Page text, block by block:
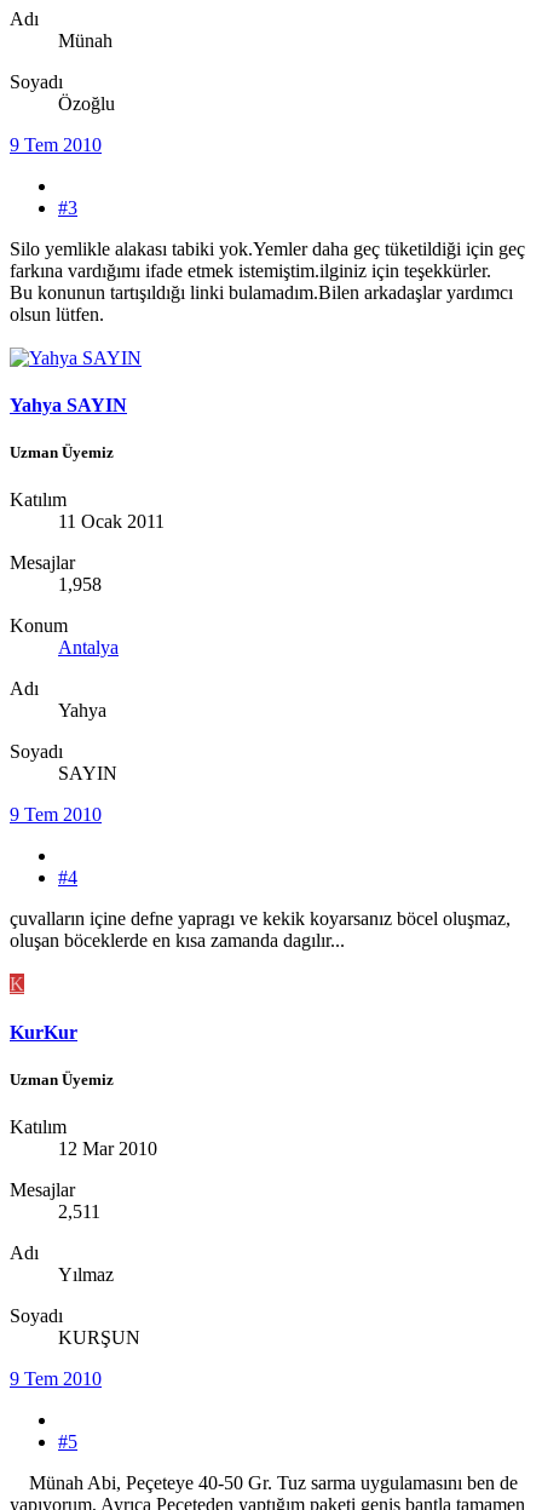
Adı
Münah
Soyadı
Özoğlu
9 Tem 2010
#3
Silo yemlikle alakası tabiki yok.Yemler daha geç tüketildiği için geç
farkına vardığımı ifade etmek istemiştim.ilginiz için teşekkürler.
Bu konunun tartışıldığı linki bulamadım.Bilen arkadaşlar yardımcı
olsun lütfen.
Yahya SAYIN
Uzman Üyemiz
Katılım
11 Ocak 2011
Mesajlar
1,958
Konum
Antalya
Adı
Yahya
Soyadı
SAYIN
9 Tem 2010
#4
çuvalların içine defne yapragı ve kekik koyarsanız böcel oluşmaz,
oluşan böceklerde en kısa zamanda dagılır...
K
KurKur
Uzman Üyemiz
Katılım
12 Mar 2010
Mesajlar
2,511
Adı
Yılmaz
Soyadı
KURŞUN
9 Tem 2010
#5
Münah Abi, Peçeteye 40-50 Gr. Tuz sarma uygulamasını ben de
yapıyorum, Ayrıca Peçeteden yaptığım paketi geniş bantla tamamen